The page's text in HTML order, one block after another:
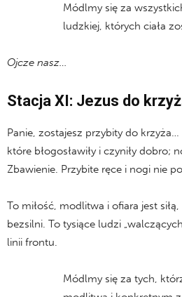
Módlmy się za
ludzkiej, których ciała
Ojcze nasz…
Stacja XI: Jezus do
Panie, zostajesz przybity do krzyża…
które błogosławiły i czyniły dobro;
Zbawienie. Przybite ręce i nogi nie
To miłość, modlitwa i ofiara jest
bezsilni. To tysiące ludzi
linii frontu.
Módlmy się za tych,